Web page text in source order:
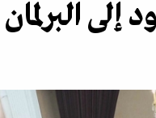
البرلمان